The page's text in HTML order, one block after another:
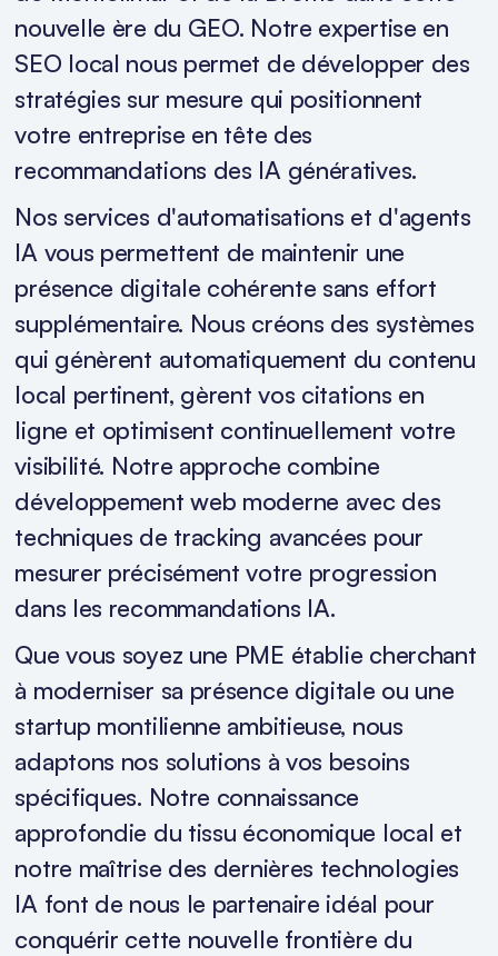
nouvelle ère du GEO. Notre expertise en
SEO local nous permet de développer des
stratégies sur mesure qui positionnent
votre entreprise en tête des
recommandations des IA génératives.
Nos services d'automatisations et d'agents
IA vous permettent de maintenir une
présence digitale cohérente sans effort
supplémentaire. Nous créons des systèmes
qui génèrent automatiquement du contenu
local pertinent, gèrent vos citations en
ligne et optimisent continuellement votre
visibilité. Notre approche combine
développement web moderne avec des
techniques de tracking avancées pour
mesurer précisément votre progression
dans les recommandations IA.
Que vous soyez une PME établie cherchant
à moderniser sa présence digitale ou une
startup montilienne ambitieuse, nous
adaptons nos solutions à vos besoins
spécifiques. Notre connaissance
approfondie du tissu économique local et
notre maîtrise des dernières technologies
IA font de nous le partenaire idéal pour
conquérir cette nouvelle frontière du